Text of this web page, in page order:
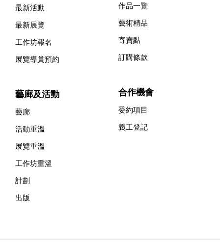
最新活動
最新展覽
工作坊報名
展覽導賞預約
藝廊及活動
藝廊
活動重溫
展覽重溫
工作坊重溫
計劃
出版
作品一覽
藝術精品
寄賣點
訂購條款
合作機會
委約項目
義工登記